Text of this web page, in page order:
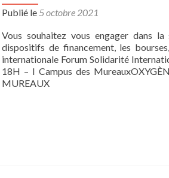
Publié le 5 octobre 2021
Vous souhaitez vous engager dans
dispositifs de financement, les
internationale Forum Solidarité
18H – I Campus des
MUREAUX